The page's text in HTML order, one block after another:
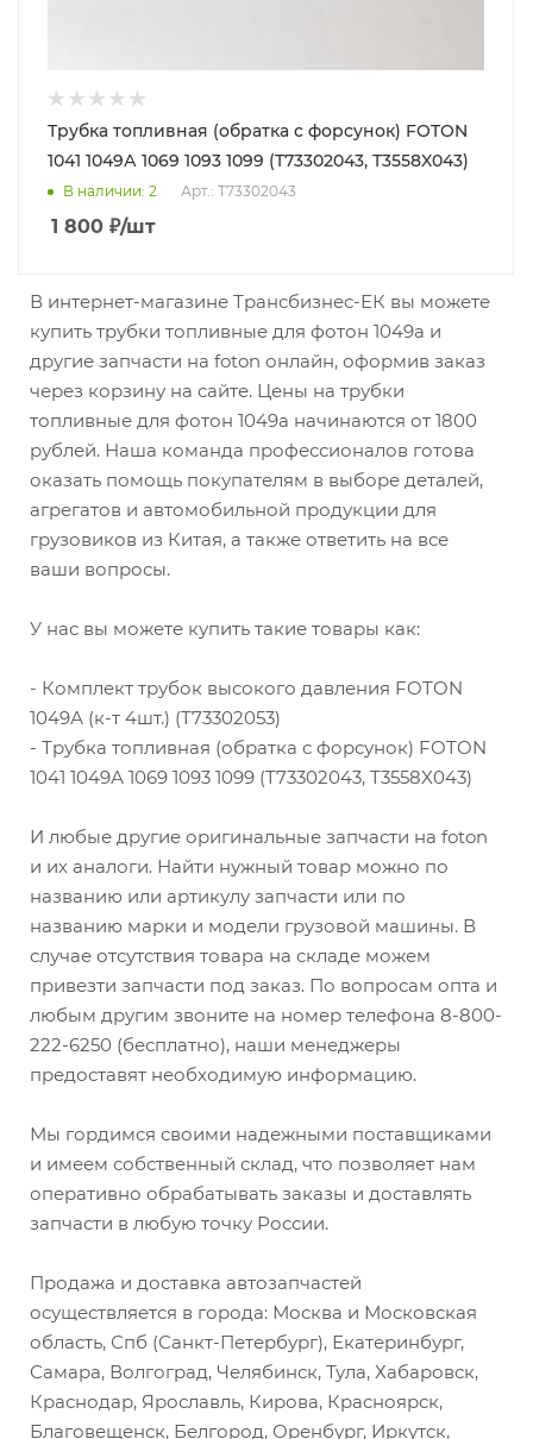
Трубка топливная (обратка с форсунок) FOTON
1041 1049А 1069 1093 1099 (T73302043, T3558X043)
В наличии: 2 Арт.: T73302043
1 800 ₽/шт
В интернет-магазине Трансбизнес-ЕК вы можете
купить трубки топливные для фотон 1049а и
другие запчасти на foton онлайн, оформив заказ
через корзину на сайте. Цены на трубки
топливные для фотон 1049а начинаются от 1800
рублей. Наша команда профессионалов готова
оказать помощь покупателям в выборе деталей,
агрегатов и автомобильной продукции для
грузовиков из Китая, а также ответить на все
ваши вопросы.
У нас вы можете купить такие товары как:
- Комплект трубок высокого давления FOTON
1049А (к-т 4шт.) (T73302053)
- Трубка топливная (обратка с форсунок) FOTON
1041 1049А 1069 1093 1099 (T73302043, T3558X043)
И любые другие оригинальные запчасти на foton
и их аналоги. Найти нужный товар можно по
названию или артикулу запчасти или по
названию марки и модели грузовой машины. В
случае отсутствия товара на складе можем
привезти запчасти под заказ. По вопросам опта и
любым другим звоните на номер телефона 8-800-
222-6250 (бесплатно), наши менеджеры
предоставят необходимую информацию.
Мы гордимся своими надежными поставщиками
и имеем собственный склад, что позволяет нам
оперативно обрабатывать заказы и доставлять
запчасти в любую точку России.
Продажа и доставка автозапчастей
осуществляется в города: Москва и Московская
область, Спб (Санкт-Петербург), Екатеринбург,
Самара, Волгоград, Челябинск, Тула, Хабаровск,
Краснодар, Ярославль, Кирова, Красноярск,
Благовещенск, Белгород, Оренбург, Иркутск,